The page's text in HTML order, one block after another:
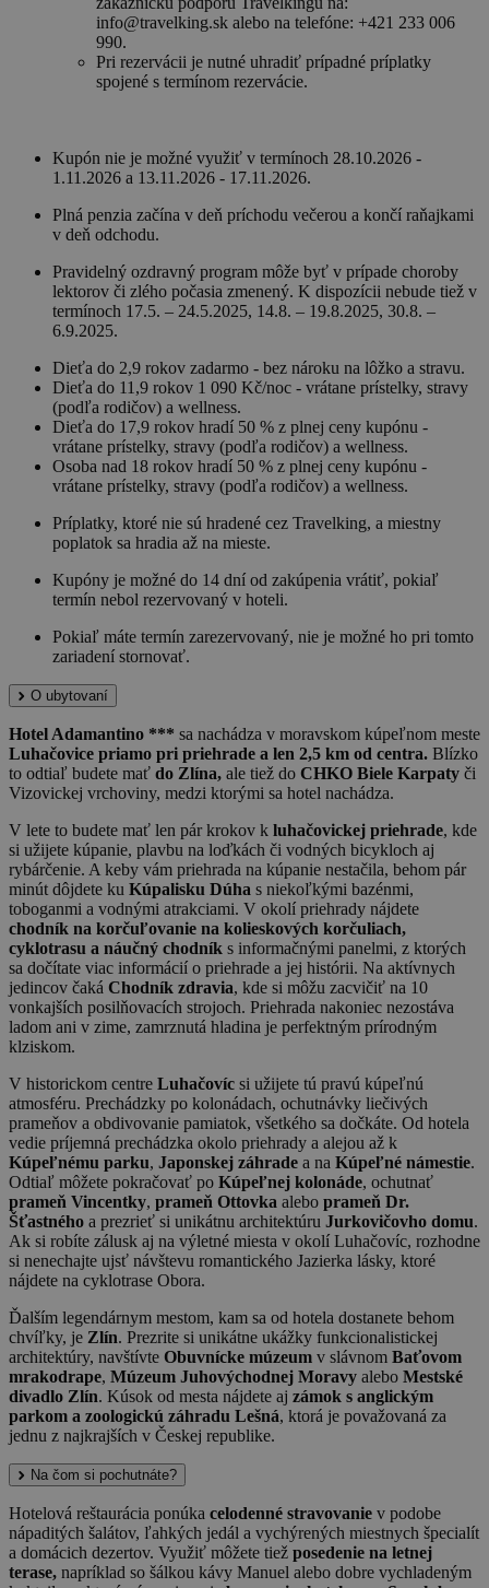
info@travelking.sk alebo na telefóne: +421 233 006
990.
Pri rezervácii je nutné uhradiť prípadné príplatky
spojené s termínom rezervácie.
Kupón nie je možné využiť v termínoch 28.10.2026 -
1.11.2026 a 13.11.2026 - 17.11.2026.
Plná penzia začína v deň príchodu večerou a končí raňajkami
v deň odchodu.
Pravidelný ozdravný program môže byť v prípade choroby
lektorov či zlého počasia zmenený. K dispozícii nebude tiež v
termínoch 17.5. – 24.5.2025, 14.8. – 19.8.2025, 30.8. –
6.9.2025.
Dieťa do 2,9 rokov zadarmo - bez nároku na lôžko a stravu.
Dieťa do 11,9 rokov 1 090 Kč/noc - vrátane prístelky, stravy
(podľa rodičov) a wellness.
Dieťa do 17,9 rokov hradí 50 % z plnej ceny kupónu -
vrátane prístelky, stravy (podľa rodičov) a wellness.
Osoba nad 18 rokov hradí 50 % z plnej ceny kupónu -
vrátane prístelky, stravy (podľa rodičov) a wellness.
Príplatky, ktoré nie sú hradené cez Travelking, a miestny
poplatok sa hradia až na mieste.
Kupóny je možné do 14 dní od zakúpenia vrátiť, pokiaľ
termín nebol rezervovaný v hoteli.
Pokiaľ máte termín zarezervovaný, nie je možné ho pri tomto
zariadení stornovať.
O ubytovaní
Hotel Adamantino *** sa nachádza v moravskom kúpeľnom meste
Luhačovice priamo pri priehrade a len 2,5 km od centra. Blízko
to odtiaľ budete mať do Zlína, ale tiež do CHKO Biele Karpaty či
Vizovickej vrchoviny, medzi ktorými sa hotel nachádza.
V lete to budete mať len pár krokov k luhačovickej priehrade, kde
si užijete kúpanie, plavbu na loďkách či vodných bicykloch aj
rybárčenie. A keby vám priehrada na kúpanie nestačila, behom pár
minút dôjdete ku Kúpalisku Dúha s niekoľkými bazénmi,
toboganmi a vodnými atrakciami. V okolí priehrady nájdete
chodník na korčuľovanie na kolieskových korčuliach,
cyklotrasu a náučný chodník s informačnými panelmi, z ktorých
sa dočítate viac informácií o priehrade a jej histórii. Na aktívnych
jedincov čaká Chodník zdravia, kde si môžu zacvičiť na 10
vonkajších posilňovacích strojoch. Priehrada nakoniec nezostáva
ladom ani v zime, zamrznutá hladina je perfektným prírodným
klziskom.
V historickom centre Luhačovíc si užijete tú pravú kúpeľnú
atmosféru. Prechádzky po kolonádach, ochutnávky liečivých
prameňov a obdivovanie pamiatok, všetkého sa dočkáte. Od hotela
vedie príjemná prechádzka okolo priehrady a alejou až k
Kúpeľnému parku, Japonskej záhrade a na Kúpeľné námestie.
Odtiaľ môžete pokračovať po Kúpeľnej kolonáde, ochutnať
prameň Vincentky, prameň Ottovka alebo prameň Dr.
Šťastného a prezrieť si unikátnu architektúru Jurkovičovho domu.
Ak si robíte zálusk aj na výletné miesta v okolí Luhačovíc, rozhodne
si nenechajte ujsť návštevu romantického Jazierka lásky, ktoré
nájdete na cyklotrase Obora.
Ďalším legendárnym mestom, kam sa od hotela dostanete behom
chvíľky, je Zlín. Prezrite si unikátne ukážky funkcionalistickej
architektúry, navštívte Obuvnícke múzeum v slávnom Baťovom
mrakodrape, Múzeum Juhovýchodnej Moravy alebo Mestské
divadlo Zlín. Kúsok od mesta nájdete aj zámok s anglickým
parkom a zoologickú záhradu Lešná, ktorá je považovaná za
jednu z najkrajších v Českej republike.
Na čom si pochutnáte?
Hotelová reštaurácia ponúka celodenné stravovanie v podobe
nápaditých šalátov, ľahkých jedál a vychýrených miestnych špecialít
a domácich dezertov. Využiť môžete tiež posedenie na letnej
terase, napríklad so šálkou kávy Manuel alebo dobre vychladeným